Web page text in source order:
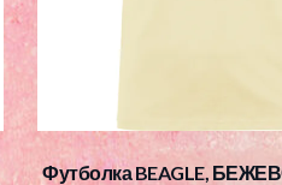
Футболка BEAGLE,